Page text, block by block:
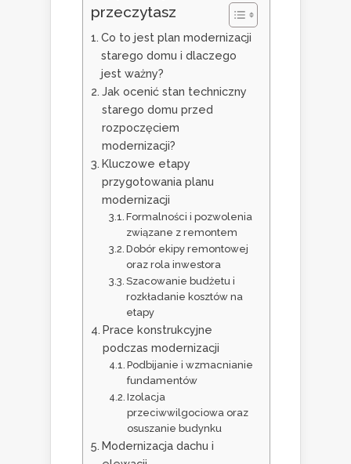
przeczytasz
Co to jest plan modernizacji
starego domu i dlaczego
jest ważny?
Jak ocenić stan techniczny
starego domu przed
rozpoczęciem
modernizacji?
Kluczowe etapy
przygotowania planu
modernizacji
Formalności i pozwolenia
związane z remontem
Dobór ekipy remontowej
oraz rola inwestora
Szacowanie budżetu i
rozkładanie kosztów na
etapy
Prace konstrukcyjne
podczas modernizacji
Podbijanie i wzmacnianie
fundamentów
Izolacja
przeciwwilgociowa oraz
osuszanie budynku
Modernizacja dachu i